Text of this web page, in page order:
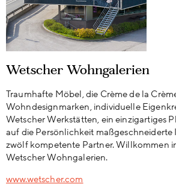
Wetscher Wohngalerien
Traumhafte Möbel, die Crème de la
Wohndesignmarken, individuelle
Wetscher Werkstätten, ein einzigartiges
auf die Persönlichkeit
zwölf kompetente Partner. Willkommen
Wetscher Wohngalerien.
www.wetscher.com